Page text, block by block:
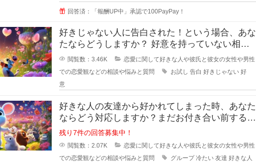
回答済：「報酬UP中」承認で100PayPay！
好きじゃない人に告白された！という場合、あな
たならどうしますか？ 好意を持っていない相手
からの告白、結構戸惑ったり
閲覧数：3.46K
恋愛に関して好きな人や彼氏と彼女の女性や男性
での恋愛観などの相談や悩みと質問
お試し 告白 好きじゃない 好
意
好きな人の友達から好かれてしまった時、あなた
ならどう対応しますか？まだお付き合い前する段
階で、2人だとまだぎこちないから
残り7件の回答募集中！
閲覧数：2.07K
恋愛に関して好きな人や彼氏と彼女の女性や男性
での恋愛観などの相談や悩みと質問
グループ 冷たい 友達 好きな人